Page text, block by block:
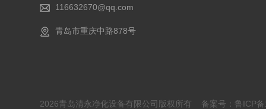
116632670@qq.com
青岛市重庆中路878号
2026青岛清永净化设备有限公司版权所有 备案号：鲁ICP